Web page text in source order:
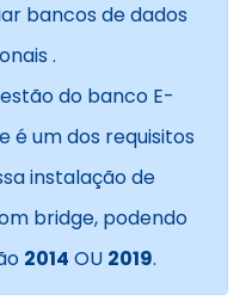
bancos de dados
.
do banco E-
é um dos requisitos
instalação de
bridge, podendo
2014 OU 2019.